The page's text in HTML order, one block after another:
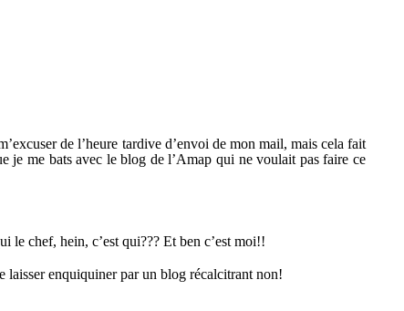
de l’heure tardive d’envoi de mon mail, mais cela fait
je me bats avec le blog de l’Amap qui ne voulait pas faire ce
le chef, hein, c’est qui??? Et ben c’est moi!!
laisser enquiquiner par un blog récalcitrant non!